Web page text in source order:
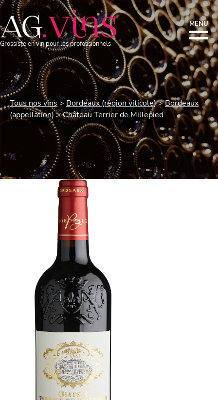
Grossiste en vin pour les professionnels
MENU
Tous nos vins Bordeaux (région viticole)
Bordeaux
(appellation)
Château Terrier de Millepied